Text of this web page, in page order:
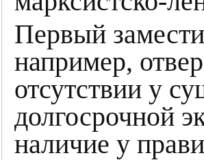
Первый
например,
отсутствии у
долгосрочной
наличие у